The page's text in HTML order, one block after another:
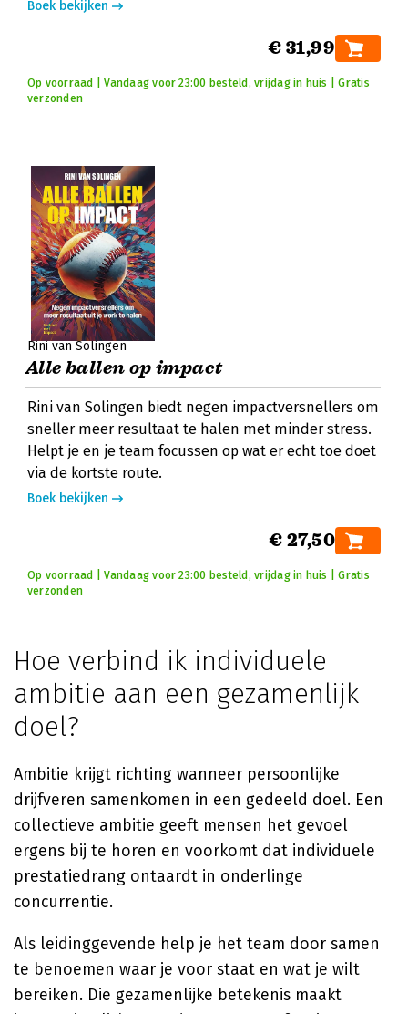
Boek bekijken
€ 31,99
Op voorraad | Vandaag voor 23:00 besteld, vrijdag in huis | Gratis
verzonden
Rini van Solingen
Alle ballen op impact
Rini van Solingen biedt negen impactversnellers om
sneller meer resultaat te halen met minder stress.
Helpt je en je team focussen op wat er echt toe doet
via de kortste route.
Boek bekijken
€ 27,50
Op voorraad | Vandaag voor 23:00 besteld, vrijdag in huis | Gratis
verzonden
Hoe verbind ik individuele
ambitie aan een gezamenlijk
doel?
Ambitie krijgt richting wanneer persoonlijke
drijfveren samenkomen in een gedeeld doel. Een
collectieve ambitie geeft mensen het gevoel
ergens bij te horen en voorkomt dat individuele
prestatiedrang ontaardt in onderlinge
concurrentie.
Als leidinggevende help je het team door samen
te benoemen waar je voor staat en wat je wilt
bereiken. Die gezamenlijke betekenis maakt